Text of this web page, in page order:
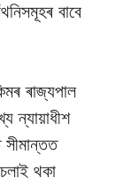
বাবে
ৰাজ্যপাল
ন্যায়াধীশ
সীমান্তত
থকা